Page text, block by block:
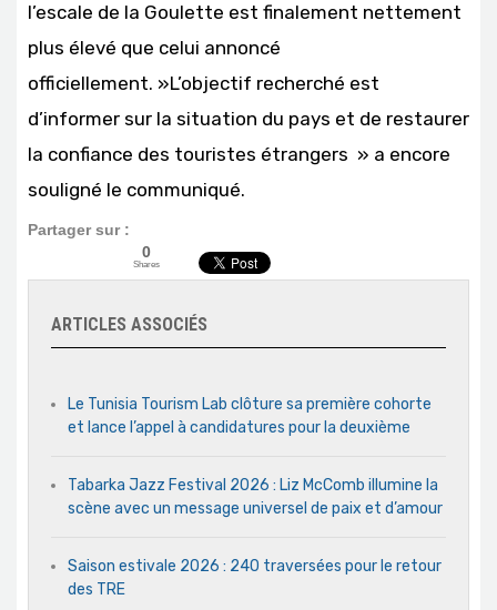
l’escale de la Goulette est finalement nettement
plus élevé que celui annoncé
officiellement. »L’objectif recherché est
d’informer sur la situation du pays et de restaurer
la confiance des touristes étrangers » a encore
souligné le communiqué.
Partager sur :
0
Shares
ARTICLES ASSOCIÉS
Le Tunisia Tourism Lab clôture sa première cohorte
et lance l’appel à candidatures pour la deuxième
Tabarka Jazz Festival 2026 : Liz McComb illumine la
scène avec un message universel de paix et d’amour
Saison estivale 2026 : 240 traversées pour le retour
des TRE